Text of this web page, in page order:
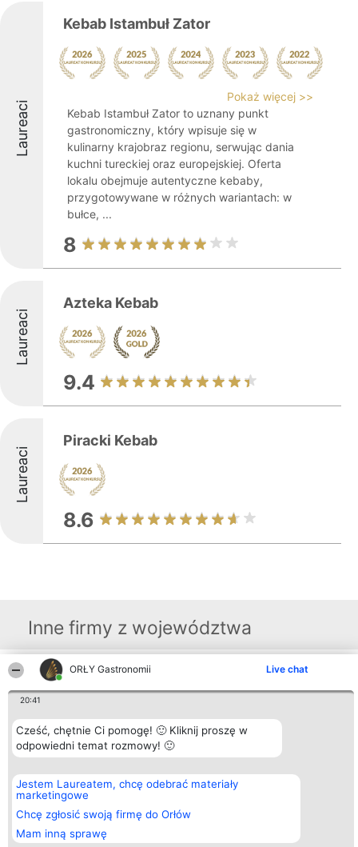
ORŁY Gastronomii Live chat
20:41
Cześć, chętnie Ci pomogę! 🙂 Kliknij proszę w
odpowiedni temat rozmowy! 🙂
Jestem Laureatem, chcę odebrać materiały
marketingowe
Chcę zgłosić swoją firmę do Orłów
Mam inną sprawę
Laureaci
Kebab Istambuł Zator
Pokaż więcej >>
Kebab Istambuł Zator to uznany punkt
gastronomiczny, który wpisuje się w
kulinarny krajobraz regionu, serwując dania
kuchni tureckiej oraz europejskiej. Oferta
lokalu obejmuje autentyczne kebaby,
przygotowywane w różnych wariantach: w
bułce, ...
8
Laureaci
Azteka Kebab
9.4
Laureaci
Piracki Kebab
8.6
Inne firmy z województwa
Organizator plebiscytu
Bright Side Solutions sp. z o.
o. sp. k.
Wrocław 50-079
KRS 0000749100 | Regon
381313360 | NIP 8943132676
Laureaci
Laureatów
Zasady
Regulamin
Prywatności
Kontakt